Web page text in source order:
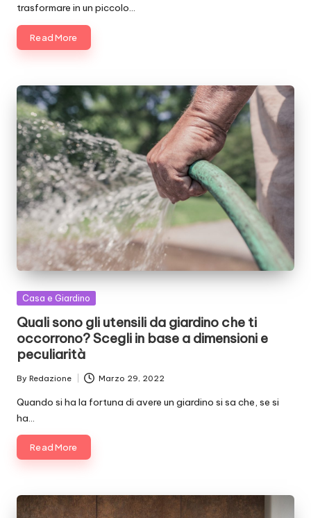
trasformare in un piccolo…
Read More
Posted
Casa e Giardino
Quali sono gli utensili da giardino che ti
occorrono? Scegli in base a dimensioni e
peculiarità
Posted
by
By Redazione Marzo 29, 2022
Quando si ha la fortuna di avere un giardino si sa che, se si
ha…
Read More